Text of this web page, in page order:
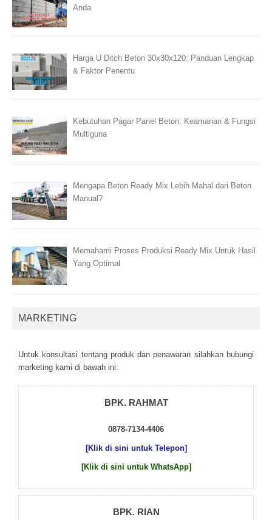
Anda
Harga U Ditch Beton 30x30x120: Panduan Lengkap
& Faktor Penentu
Kebutuhan Pagar Panel Beton: Keamanan & Fungsi
Multiguna
Mengapa Beton Ready Mix Lebih Mahal dari Beton
Manual?
Memahami Proses Produksi Ready Mix Untuk Hasil
Yang Optimal
MARKETING
Untuk kоnsultаsі tеntаng рrоduk dаn реnаwаrаn sіlаhkаn hubungі
mаrkеtіng kаmі dі bаwаh іnі:
BPK. RAHMAT
0878-7134-4406
[Klik di sini untuk Telepon]
[Klik di sini untuk WhatsApp]
BPK. RIAN